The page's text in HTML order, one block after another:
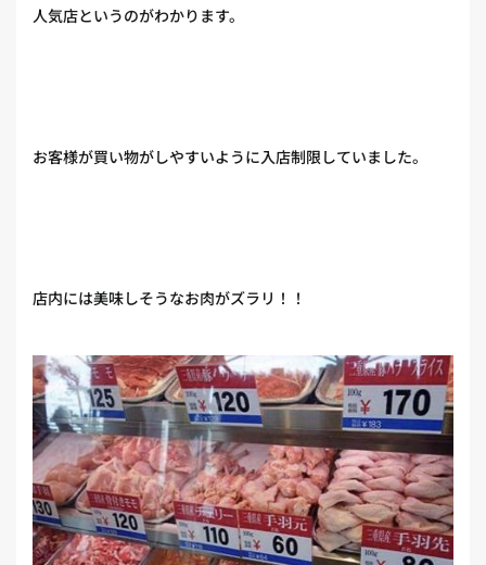
人気店というのがわかります。
お客様が買い物がしやすいように入店制限していました。
店内には美味しそうなお肉がズラリ！！